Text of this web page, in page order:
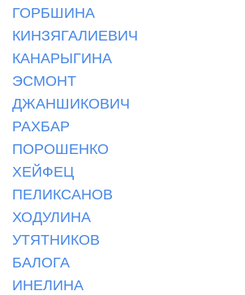
ГОРБШИНА
КИНЗЯГАЛИЕВИЧ
КАНАРЫГИНА
ЭСМОНТ
ДЖАНШИКОВИЧ
РАХБАР
ПОРОШЕНКО
ХЕЙФЕЦ
ПЕЛИКСАНОВ
ХОДУЛИНА
УТЯТНИКОВ
БАЛОГА
ИНЕЛИНА